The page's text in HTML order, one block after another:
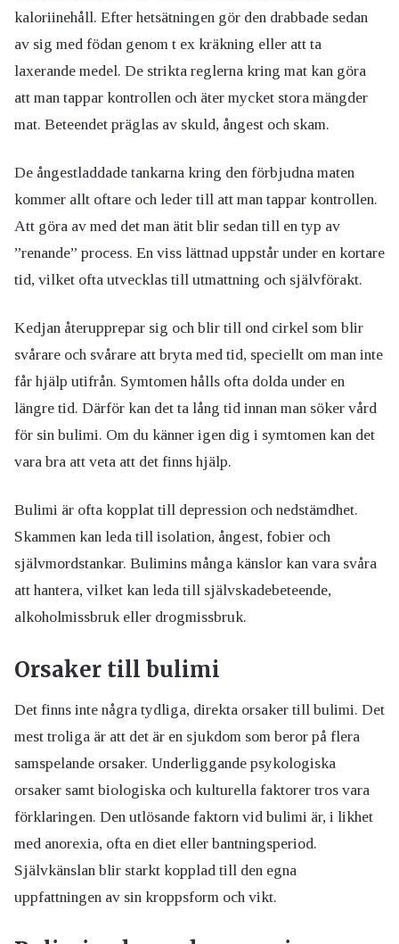
kaloriinehåll. Efter hetsätningen gör den drabbade sedan
av sig med födan genom t ex kräkning eller att ta
laxerande medel. De strikta reglerna kring mat kan göra
att man tappar kontrollen och äter mycket stora mängder
mat. Beteendet präglas av skuld, ångest och skam.
De ångestladdade tankarna kring den förbjudna maten
kommer allt oftare och leder till att man tappar kontrollen.
Att göra av med det man ätit blir sedan till en typ av
”renande” process. En viss lättnad uppstår under en kortare
tid, vilket ofta utvecklas till utmattning och självförakt.
Kedjan återupprepar sig och blir till ond cirkel som blir
svårare och svårare att bryta med tid, speciellt om man inte
får hjälp utifrån. Symtomen hålls ofta dolda under en
längre tid. Därför kan det ta lång tid innan man söker vård
för sin bulimi. Om du känner igen dig i symtomen kan det
vara bra att veta att det finns hjälp.
Bulimi är ofta kopplat till depression och nedstämdhet.
Skammen kan leda till isolation, ångest, fobier och
självmordstankar. Bulimins många känslor kan vara svåra
att hantera, vilket kan leda till självskadebeteende,
alkoholmissbruk eller drogmissbruk.
Orsaker till bulimi
Det finns inte några tydliga, direkta orsaker till bulimi. Det
mest troliga är att det är en sjukdom som beror på flera
samspelande orsaker. Underliggande psykologiska
orsaker samt biologiska och kulturella faktorer tros vara
förklaringen. Den utlösande faktorn vid bulimi är, i likhet
med anorexia, ofta en diet eller bantningsperiod.
Självkänslan blir starkt kopplad till den egna
uppfattningen av sin kroppsform och vikt.